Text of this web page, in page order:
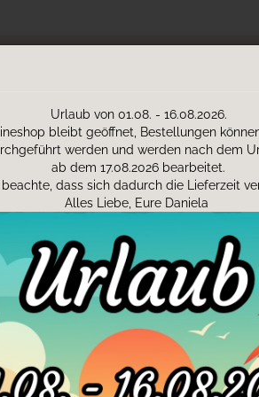
Urlaub von 01.08. - 16.08.2026.
bleibt geöffnet, Bestellungen
werden und werden nach dem
ab dem 17.08.2026 bearbeitet.
beachte, dass sich dadurch die Lieferzeit
Alles Liebe, Eure Daniela
Konto
(AT) SPARDOSEN
KERAMIK ODER
Keramiktasse:
Durchmesser ca. 82 mm, Höhe ca. 95 mm
Volumen 330 ml (11oz)
Spülmaschinen- und Mikrowellengeeignet
Kunststofftasse:
Durchmesser ca. 80 mm, Höhe ca. 92 mm